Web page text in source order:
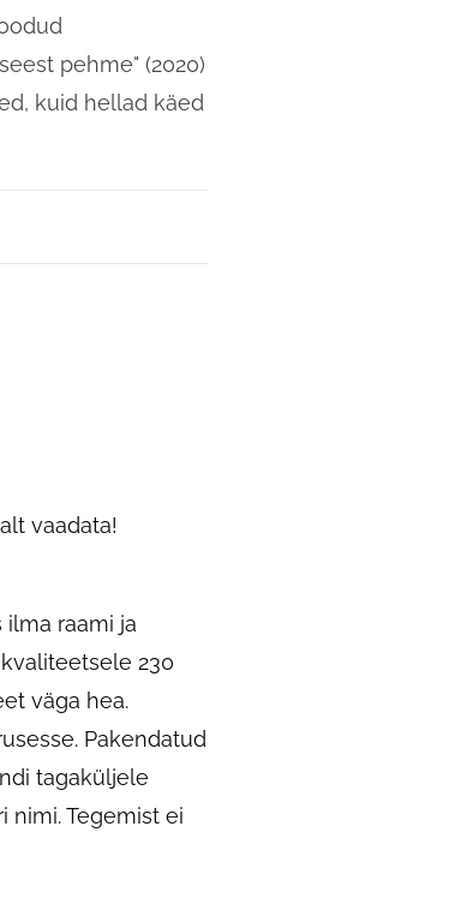
pehme" (2020)
kuid hellad käed
vaadata!
raami ja
230
väga hea.
Pakendatud
tagaküljele
nimi. Tegemist ei